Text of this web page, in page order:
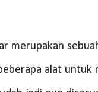
merupakan
alat